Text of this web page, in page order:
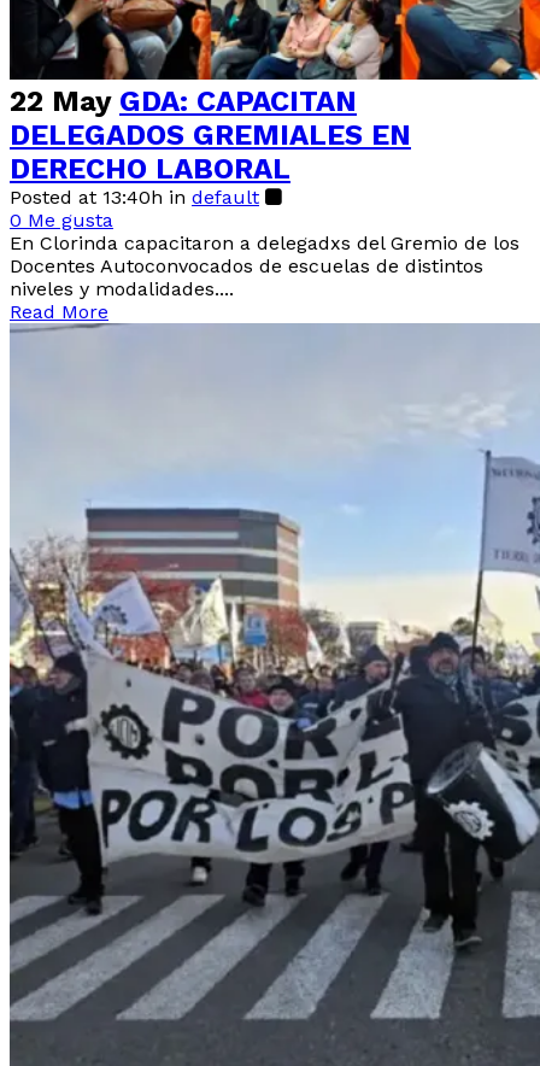
22 May GDA: CAPACITAN
DELEGADOS GREMIALES EN
DERECHO LABORAL
Posted at 13:40h in default
0 Me gusta
En Clorinda capacitaron a delegadxs del Gremio de los
Docentes Autoconvocados de escuelas de distintos
niveles y modalidades....
Read More